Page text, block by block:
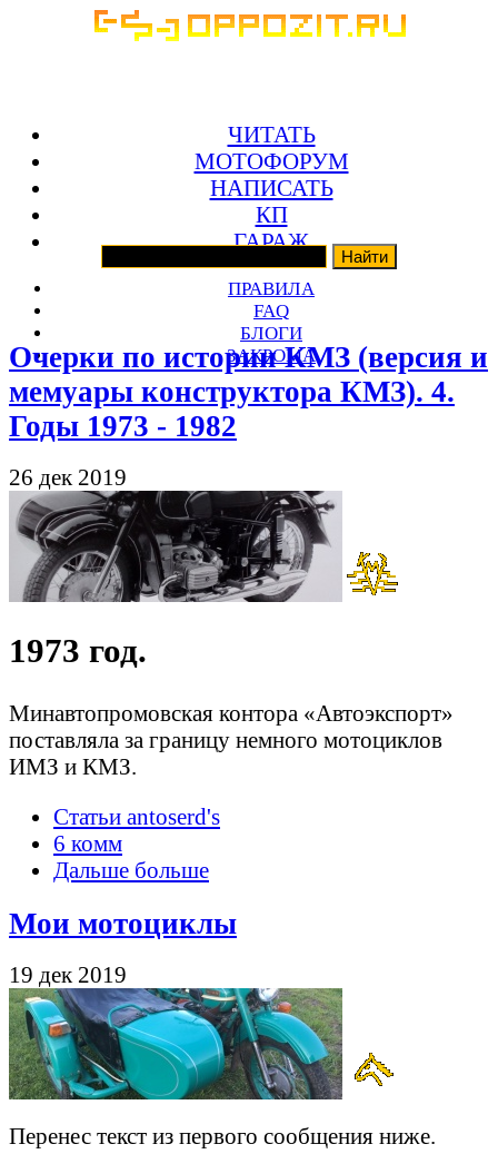
ЧИТАТЬ
МОТОФОРУМ
НАПИСАТЬ
КП
ГАРАЖ
ПРАВИЛА
FAQ
БЛОГИ
ЗАКРОМА
Очерки по истории КМЗ (версия и
мемуары конструктора КМЗ). 4.
Годы 1973 - 1982
26 дек 2019
1973 год.
Минавтопромовская контора «Автоэкспорт»
поставляла за границу немного мотоциклов
ИМЗ и КМЗ.
Статьи antoserd's
6 комм
Дальше больше
Мои мотоциклы
19 дек 2019
Перенес текст из первого сообщения ниже.